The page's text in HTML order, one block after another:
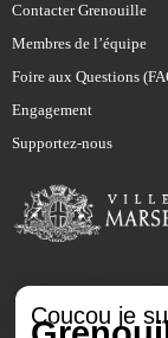
Contacter Grenouille
Membres de l’équipe
Foire aux Questions
Engagement
Supportez-nous
Coucou je